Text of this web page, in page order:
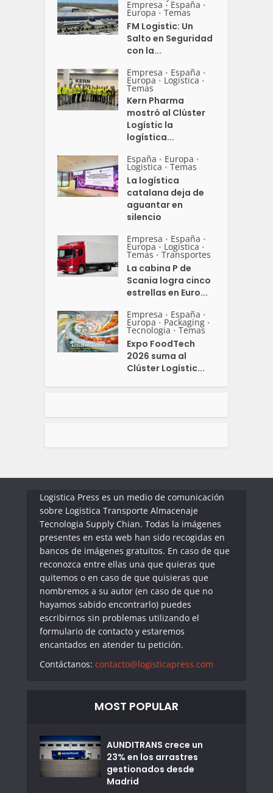
Empresa • España •
Europa • Temas
FM Logistic: Un
Salto en Seguridad
con la...
Empresa • España •
Europa • Logistica •
Temas
Kern Pharma
mostró al Clúster
Logístic la
logística...
España • Europa •
Logistica • Temas
La logística
catalana deja de
aguantar en
silencio
Empresa • España •
Europa • Logistica •
Temas • Transportes
La cabina P de
Scania logra cinco
estrellas en Euro...
Empresa • España •
Europa • Packaging •
Tecnologia • Temas
Expo FoodTech
2026 suma al
Clúster Logístic...
Logistica Press es un medio de comunicación
sobre Logistica Transporte Almacenaje
Tecnologia Supply Chian. Todas la imágenes
presentes en esta web han sido recogidas en
bancos de imágenes gratuitos. En caso de que
reconozca entre ellas una que quieras que
quitemos o en caso de que quisieras que
nombremos a su autor (en caso de que no
hayamos sabido encontrarlo) puedes
escribirnos sin problemas utilizando el
formulario de contacto y estaremos
encantados en atender tu petición.
Contáctanos: contacto@logisticapress.com
MOST POPULAR
AUNDITRANS crece un
23% en los arrastres
gestionados desde
Madrid